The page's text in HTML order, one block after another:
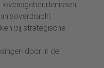
bij strategische
door in de